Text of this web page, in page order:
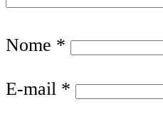
Nome *
E-mail *